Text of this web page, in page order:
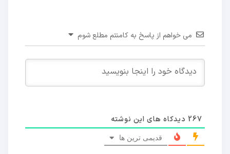
می خواهم از پاسخ به کامنتم مطلع شوم
267 دیدکاه های این نوشته
قدیمی ترین ها